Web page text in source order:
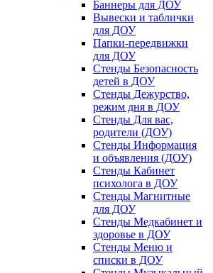
Баннеры для ДОУ
Вывески и таблички
для ДОУ
Папки-передвижки
для ДОУ
Стенды Безопасность
детей в ДОУ
Стенды Дежурство,
режим дня в ДОУ
Стенды Для вас,
родители (ДОУ)
Стенды Информация
и объявления (ДОУ)
Стенды Кабинет
психолога в ДОУ
Стенды Магнитные
для ДОУ
Стенды Медкабинет и
здоровье в ДОУ
Стенды Меню и
списки в ДОУ